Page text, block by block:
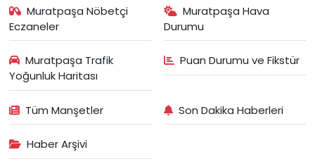
Muratpaşa Nöbetçi
Eczaneler
Muratpaşa Hava
Durumu
Muratpaşa Trafik
Yoğunluk Haritası
Puan Durumu ve Fikstür
Tüm Manşetler Son Dakika Haberleri
Haber Arşivi